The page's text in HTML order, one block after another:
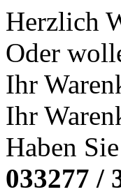
Herzlich
Oder
Ihr
Ihr
Haben
033277 /